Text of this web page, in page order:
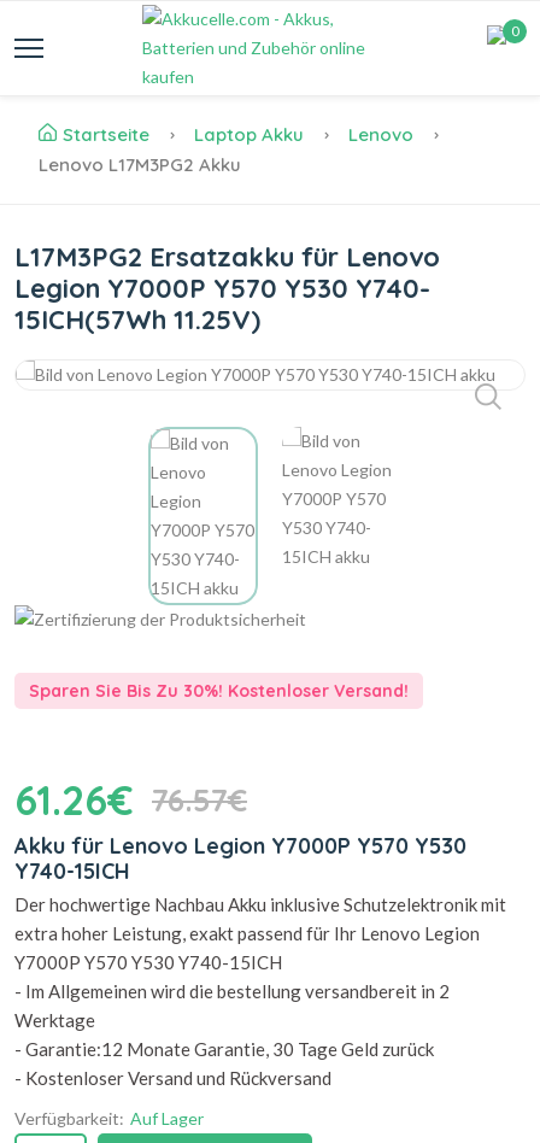
0
Startseite Laptop Akku
Lenovo
Lenovo L17M3PG2 Akku
L17M3PG2 Ersatzakku für Lenovo
Legion Y7000P Y570 Y530 Y740-
15ICH(57Wh 11.25V)
Sparen Sie Bis Zu 30%! Kostenloser Versand!
61.26€ 76.57€
Akku für Lenovo Legion Y7000P Y570 Y530
Y740-15ICH
Der hochwertige Nachbau Akku inklusive Schutzelektronik mit
extra hoher Leistung, exakt passend für Ihr Lenovo Legion
Y7000P Y570 Y530 Y740-15ICH
- Im Allgemeinen wird die bestellung versandbereit in 2
Werktage
- Garantie:12 Monate Garantie, 30 Tage Geld zurück
- Kostenloser Versand und Rückversand
Verfügbarkeit: Auf Lager